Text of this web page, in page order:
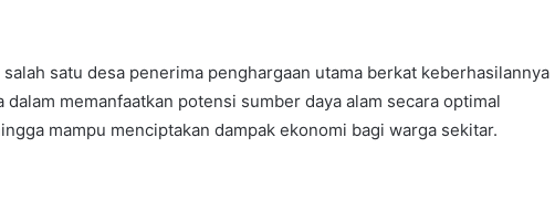
satu desa penerima penghargaan utama berkat keberhasilannya
memanfaatkan potensi sumber daya alam secara optimal
mampu menciptakan dampak ekonomi bagi warga sekitar.